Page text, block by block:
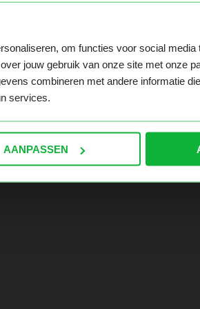
om functies voor social media
jouw gebruik van onze site met onze
combineren met andere informatie
services.
AANPASSEN
de homepage en navigeer hier